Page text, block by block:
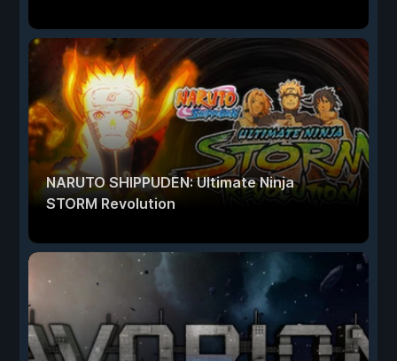
NARUTO SHIPPUDEN: Ultimate Ninja
STORM Revolution